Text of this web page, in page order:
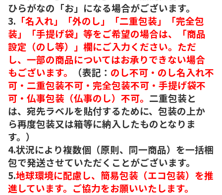
ひらがなの「お」になる場合がございます。
3. 「名入れ」「外のし」「二重包装」「完全包
装」「手提げ袋」等をご希望の場合は、「商品
設定（のし等）」欄にご入力ください。ただ
し、一部の商品についてはお承りできない場合
もございます。
（表記： のし不可・のし名入れ不
可・二重包装不可・完全包装不可・手提げ袋不
可・仏事包装（仏事のし）不可。 二重包装と
は、宛先ラベルを貼付するために、包装の上か
ら再度包装又は箱等に納入したものとなりま
す。）
4.状況により複数個（原則、同一商品）を一括梱
包で発送させていただくことがございます。
5.地球環境に配慮し、簡易包装（エコ包装）を推
進しています。ご協力をお願いいたします。